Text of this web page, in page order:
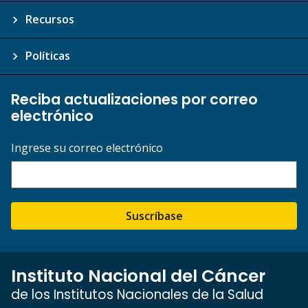
Recursos
Políticas
Reciba actualizaciones por correo
electrónico
Ingrese su correo electrónico
Suscríbase
Instituto Nacional del Cáncer
de los Institutos Nacionales de la Salud